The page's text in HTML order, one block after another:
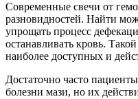
Современные свечи от
разновидностей. Найти
упрощать процесс
останавливать кровь.
наиболее доступных и
Достаточно часто
болезни мази, но их